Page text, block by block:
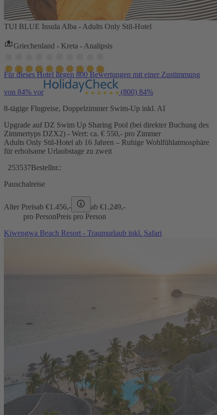
TUI BLUE Insula Alba - Adults Only Stil-Hotel
Griechenland - Kreta - Analipsis
Für dieses Hotel liegen 800 Bewertungen mit einer Zustimmung
von 84% vor (800) 84%
8-tägige Flugreise, Doppelzimmer Swim-Up inkl. AI
Upgrade auf DZ Swim Up Sharing Pool (bei direkter Buchung des
Zimmertyps DZX2) - Wert: ca. € 550,- pro Zimmer
Adults Only Stil-Hotel ab 16 Jahren – Ruhige Wohlfühlatmosphäre
für erholsame Urlaubstage zu zweit
253537Bestellnr.:
Pauschalreise
Alter Preisab €1.456,- ab €1.249,-
pro PersonPreis pro Person
Kiwengwa Beach Resort - Traumurlaub inkl. Safari